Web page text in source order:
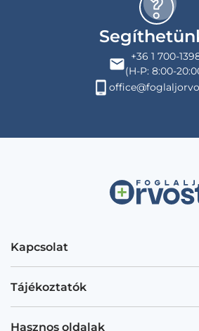
+36 1 700-
(H-P: 8:00-
Kapcsolat
Tájékoztatók
Hasznos oldalak